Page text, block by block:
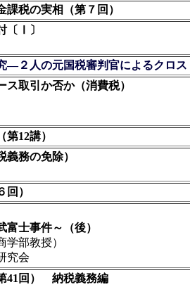
税の実相（第７回）
〔Ⅰ〕
―２人の元国税審判官によるクロス
取引か否か（消費税）
第12講）
務の免除）
）
士事件～（後）
部教授）
究会
41回） 納税義務編